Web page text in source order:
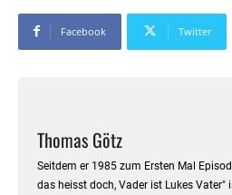
Facebook Twitter
Thomas Götz
Seitdem er 1985 zum Ersten Mal
das heisst doch, Vader ist Lukes Vater"